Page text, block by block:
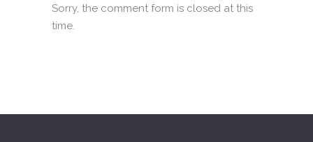
Sorry, the comment form is closed at this
time.